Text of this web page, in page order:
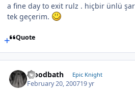
a fine day to exit rulz . hiçbir ünlü
tek geçerim.
Quote
bloodbath Epic Knight
February 20, 200719 yr